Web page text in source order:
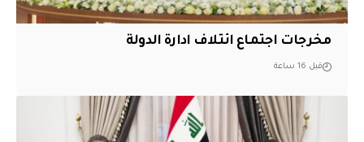
مخرجات اجتماع ائتلاف ادارة الدولة
قبل 16 ساعة